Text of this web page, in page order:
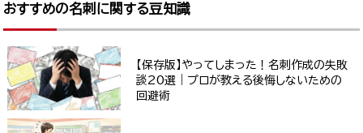
おすすめの名刺に関する豆知識
【保存版】やってしまった！名刺作成の失敗
談20選｜プロが教える後悔しないための
回避術